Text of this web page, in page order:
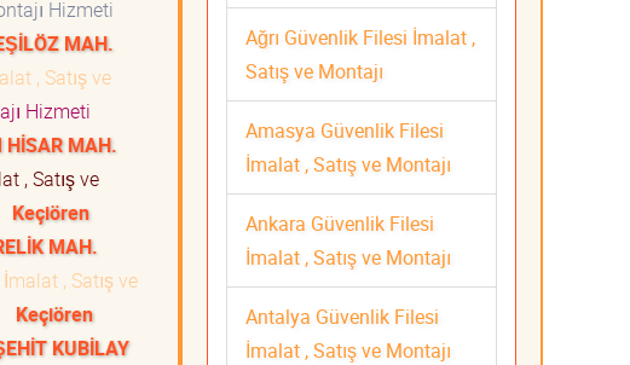
Hizmeti
MAH.
, Satış ve
Hizmeti
MAH.
, Satış ve
Keçiören
MAH.
, Satış ve
Keçiören
KUBİLAY
Ağrı Güvenlik Filesi İmalat ,
Satış ve Montajı
Amasya Güvenlik Filesi
İmalat , Satış ve Montajı
Ankara Güvenlik Filesi
İmalat , Satış ve Montajı
Antalya Güvenlik Filesi
İmalat , Satış ve Montajı